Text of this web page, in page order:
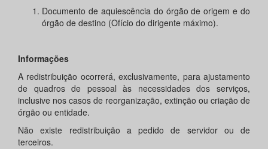
Documento de aquiescência do órgão de origem e do
órgão de destino (Ofício do dirigente máximo).
Informações
A redistribuição ocorrerá, exclusivamente, para ajustamento
de quadros de pessoal às necessidades dos serviços,
inclusive nos casos de reorganização, extinção ou criação de
órgão ou entidade.
Não existe redistribuição a pedido de servidor ou de
terceiros.